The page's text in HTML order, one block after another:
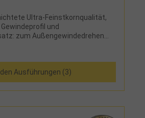
Ultra-Feinstkornqualität,
und
für langspanende Werkstoffe
Ausführungen (3)